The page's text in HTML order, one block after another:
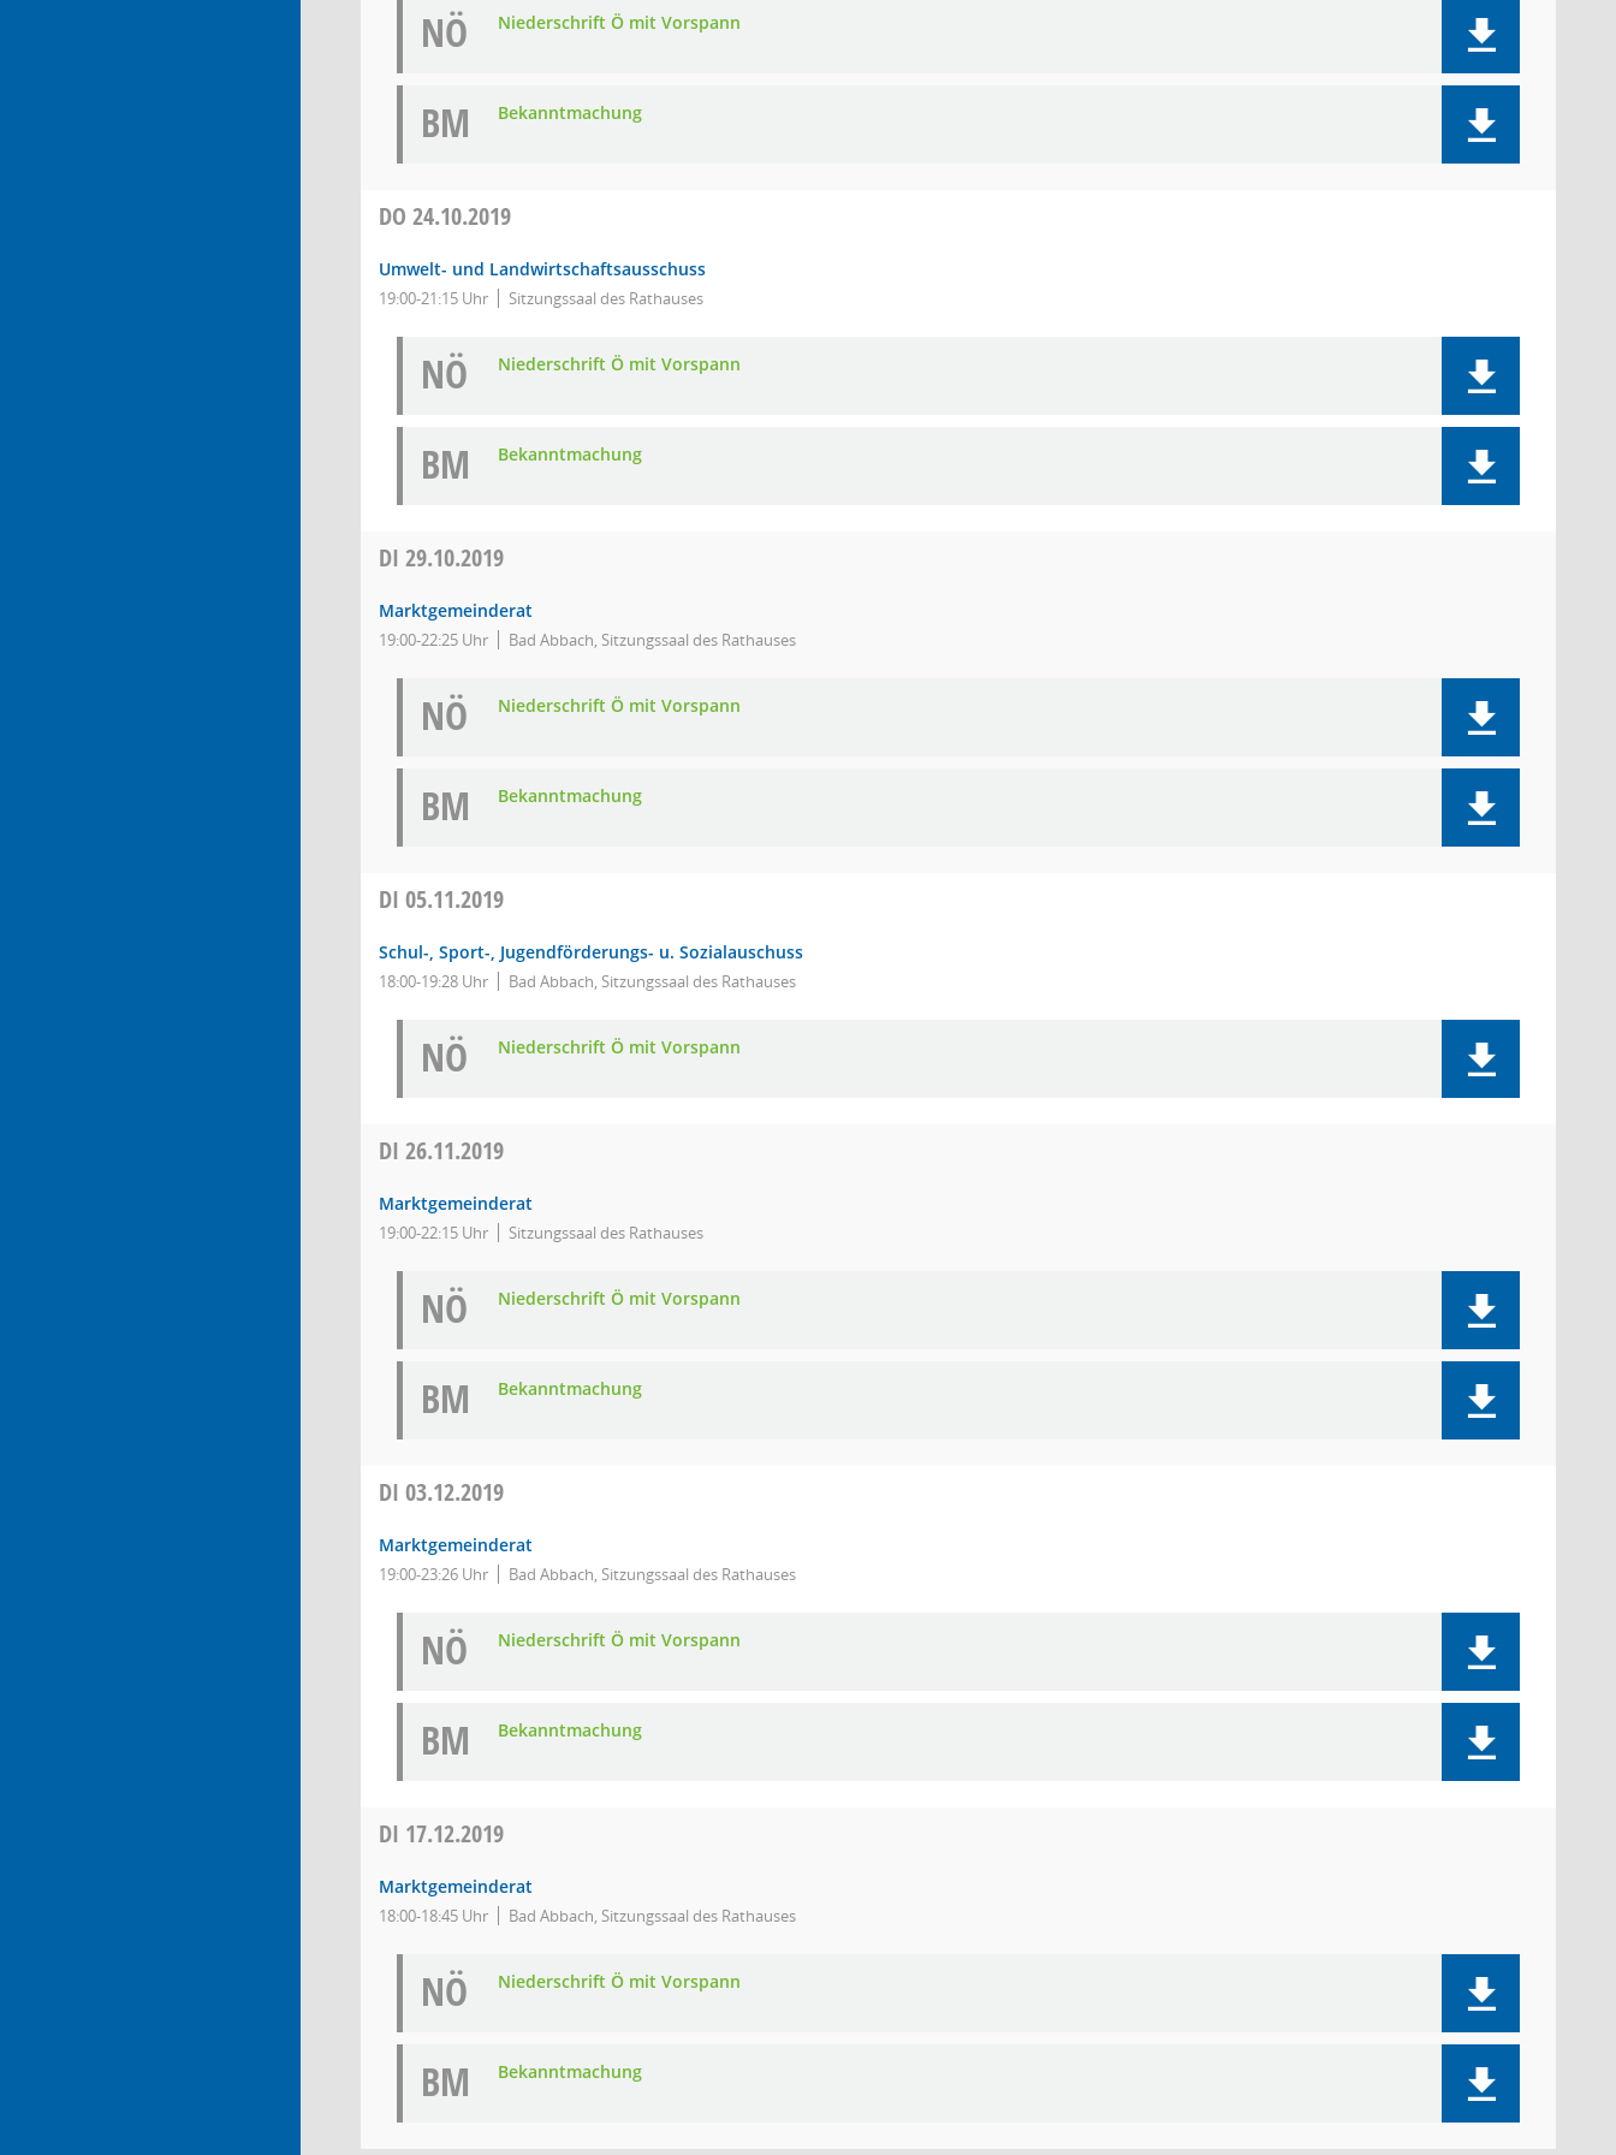
NÖ Niederschrift Ö mit Vorspann
BM Bekanntmachung
DO 24.10.2019
Umwelt- und Landwirtschaftsausschuss
19:00-21:15 Uhr Sitzungssaal des Rathauses
NÖ Niederschrift Ö mit Vorspann
BM Bekanntmachung
DI 29.10.2019
Marktgemeinderat
19:00-22:25 Uhr Bad Abbach, Sitzungssaal des Rathauses
NÖ Niederschrift Ö mit Vorspann
BM Bekanntmachung
DI 05.11.2019
Schul-, Sport-, Jugendförderungs- u. Sozialauschuss
18:00-19:28 Uhr Bad Abbach, Sitzungssaal des Rathauses
NÖ Niederschrift Ö mit Vorspann
DI 26.11.2019
Marktgemeinderat
19:00-22:15 Uhr Sitzungssaal des Rathauses
NÖ Niederschrift Ö mit Vorspann
BM Bekanntmachung
DI 03.12.2019
Marktgemeinderat
19:00-23:26 Uhr Bad Abbach, Sitzungssaal des Rathauses
NÖ Niederschrift Ö mit Vorspann
BM Bekanntmachung
DI 17.12.2019
Marktgemeinderat
18:00-18:45 Uhr Bad Abbach, Sitzungssaal des Rathauses
NÖ Niederschrift Ö mit Vorspann
BM Bekanntmachung